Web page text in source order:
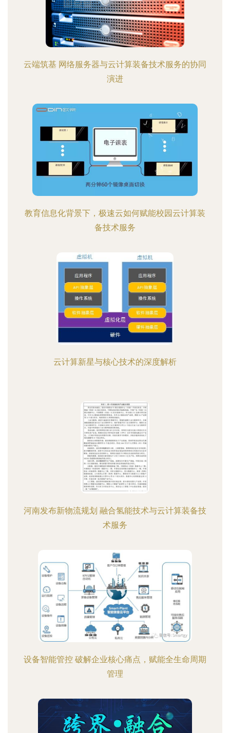
云端筑基 网络服务器与云计算装备技术服务的协同
演进
教育信息化背景下，极速云如何赋能校园云计算装
备技术服务
云计算新星与核心技术的深度解析
河南发布新物流规划 融合氢能技术与云计算装备技
术服务
设备智能管控 破解企业核心痛点，赋能全生命周期
管理